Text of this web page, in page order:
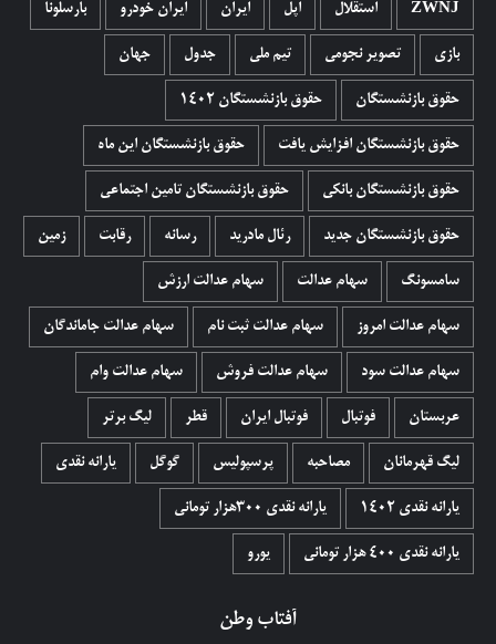
ZWNJ استقلال اپل ایران ایران خودرو بارسلونا
بازی تصویر نجومی تیم ملی جدول جهان
حقوق بازنشستگان حقوق بازنشستگان 1402
حقوق بازنشستگان افزایش یافت حقوق بازنشستگان این ماه
حقوق بازنشستگان بانکی حقوق بازنشستگان تامین اجتماعی
حقوق بازنشستگان جدید رئال مادرید رسانه رقابت زمین
سامسونگ سهام عدالت سهام عدالت ارزش
سهام عدالت امروز سهام عدالت ثبت نام سهام عدالت جاماندگان
سهام عدالت سود سهام عدالت فروش سهام عدالت وام
عربستان فوتبال فوتبال ایران قطر لیگ برتر
لیگ قهرمانان مصاحبه پرسپولیس گوگل یارانه نقدی
یارانه نقدی 1402 یارانه نقدی ۳۰۰هزار تومانی
یارانه نقدی ۴۰۰ هزار تومانی یورو
آفتاب وطن